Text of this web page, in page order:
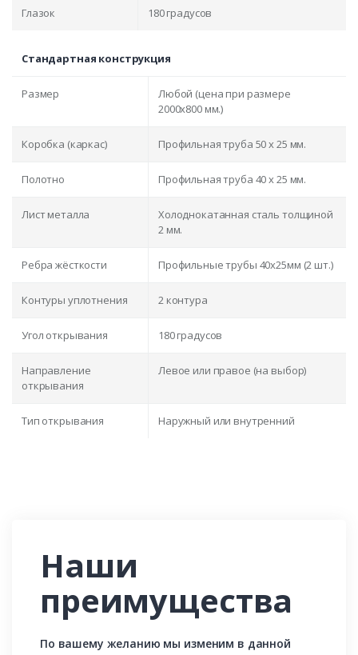
Глазок 180 градусов
Стандартная конструкция
Размер
Любой (цена при размере
2000x800 мм.)
Коробка (каркас) Профильная труба 50 х 25 мм.
Полотно Профильная труба 40 х 25 мм.
Лист металла
Холоднокатанная сталь толщиной
2 мм.
Ребра жёсткости Профильные трубы 40х25мм (2 шт.)
Контуры уплотнения 2 контура
Угол открывания 180 градусов
Направление
открывания
Левое или правое (на выбор)
Тип открывания Наружный или внутренний
Наши
преимущества
По вашему желанию мы изменим в данной